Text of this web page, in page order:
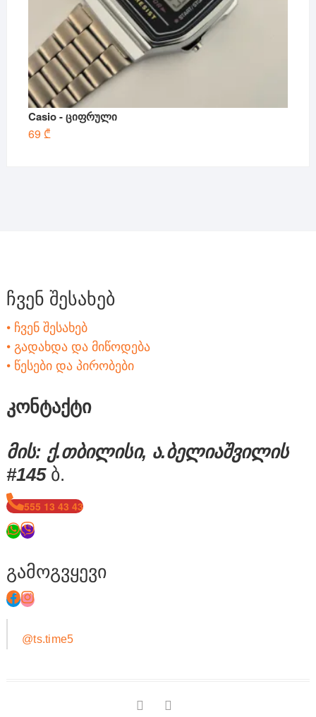
Casio - ციფრული
69 ₾
ჩვენ შესახებ
• ჩვენ შესახებ
• გადახდა და მიწოდება
• წესები და პირობები
კონტაქტი
მის: ქ.თბილისი, ა.ბელიაშვილის
#145ბ.
555 13 43 43
გამოგვყევი
@ts.time5
facebook